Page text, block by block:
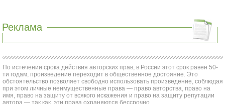
Реклама
По истечении срока действия авторских прав, в России этот срок равен 50-
ти годам, произведение переходит в общественное достояние. Это
обстоятельство позволяет свободно использовать произведение, соблюдая
при этом личные неимущественные права — право авторства, право на
имя, право на защиту от всякого искажения и право на защиту репутации
автора — так как, эти права охраняются бессрочно.